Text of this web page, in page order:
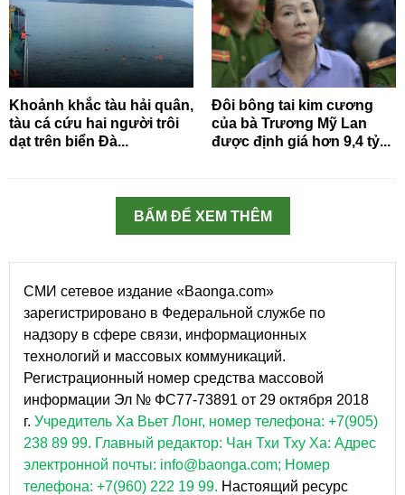
Khoảnh khắc tàu hải quân,
tàu cá cứu hai người trôi
dạt trên biển Đà...
Đôi bông tai kim cương
của bà Trương Mỹ Lan
được định giá hơn 9,4 tỷ...
BẤM ĐỂ XEM THÊM
СМИ сетевое издание «Baonga.com»
зарегистрировано в Федеральной службе по
надзору в сфере связи, информационных
технологий и массовых коммуникаций.
Регистрационный номер средства массовой
информации Эл № ФС77-73891 от 29 октября 2018
г. Учредитель Ха Вьет Лонг, номер телефона: +7(905)
238 89 99. Главный редактор: Чан Тхи Тху Ха: Адрес
электронной почты: info@baonga.com; Номер
телефона: +7(960) 222 19 99. Настоящий ресурс